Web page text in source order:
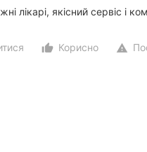
лікарі, якісний сервіс і
thumb_up_alt
Корисно warning